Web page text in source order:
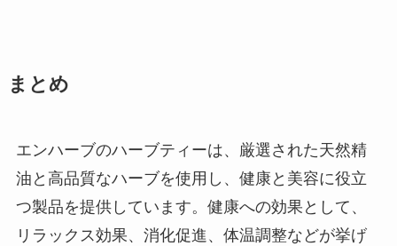
まとめ
エンハーブのハーブティーは、厳選された天然精
油と高品質なハーブを使用し、健康と美容に役立
つ製品を提供しています。健康への効果として、
リラックス効果、消化促進、体温調整などが挙げ